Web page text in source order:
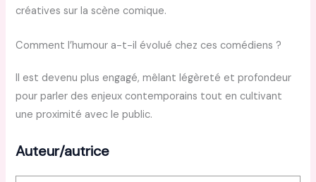
créatives sur la scène comique.
Comment l’humour a-t-il évolué chez ces comédiens ?
Il est devenu plus engagé, mêlant légèreté et profondeur
pour parler des enjeux contemporains tout en cultivant
une proximité avec le public.
Auteur/autrice